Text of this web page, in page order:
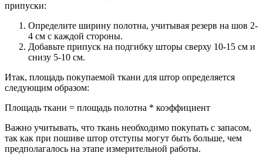
припуски:
Определите ширину полотна, учитывая резерв на шов 2-
4 см с каждой стороны.
Добавьте припуск на подгибку шторы сверху 10-15 см и
снизу 5-10 см.
Итак, площадь покупаемой ткани для штор определяется
следующим образом:
Площадь ткани = площадь полотна * коэффициент
Важно учитывать, что ткань необходимо покупать с запасом,
так как при пошиве штор отступы могут быть больше, чем
предполагалось на этапе измерительной работы.